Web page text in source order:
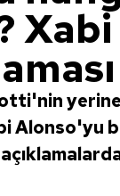
yerine